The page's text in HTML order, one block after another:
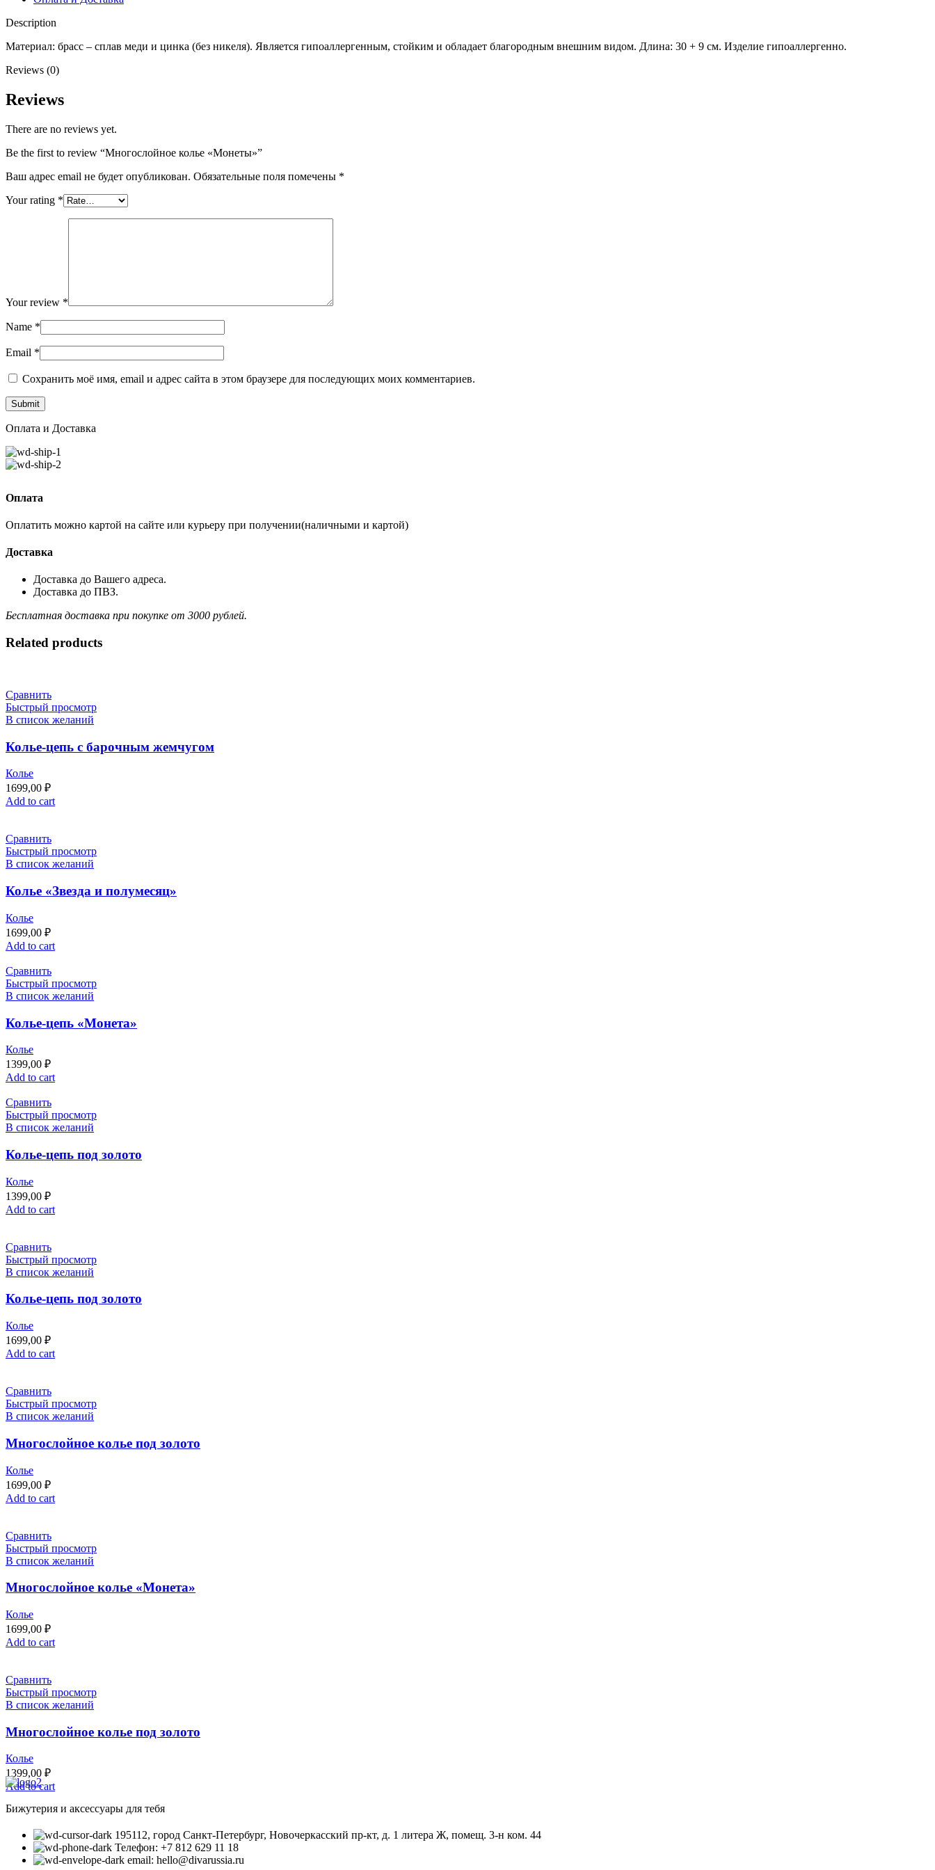
Description
Материал: брасс – сплав меди и цинка (без никеля). Является гипоаллергенным, стойким и обладает благородным внешним видом. Длина: 30 + 9 см. Изделие гипоаллергенно.
Reviews (0)
Reviews
There are no reviews yet.
Be the first to review “Многослойное колье «Монеты»”
Ваш адрес email не будет опубликован. Обязательные поля помечены *
Your rating *
Your review *
Name *
Email *
Сохранить моё имя, email и адрес сайта в этом браузере для последующих моих комментариев.
Оплата и Доставка
Оплата
Оплатить можно картой на сайте или курьеру при получении(наличными и картой)
Доставка
Доставка до Вашего адреса.
Доставка до ПВЗ.
Бесплатная доставка при покупке от 3000 рублей.
Related products
Сравнить
Быстрый просмотр
В список желаний
Колье-цепь с барочным жемчугом
Колье
1699,00 ₽
Add to cart
Сравнить
Быстрый просмотр
В список желаний
Колье «Звезда и полумесяц»
Колье
1699,00 ₽
Add to cart
Сравнить
Быстрый просмотр
В список желаний
Колье-цепь «Монета»
Колье
1399,00 ₽
Add to cart
Сравнить
Быстрый просмотр
В список желаний
Колье-цепь под золото
Колье
1399,00 ₽
Add to cart
Сравнить
Быстрый просмотр
В список желаний
Колье-цепь под золото
Колье
1699,00 ₽
Add to cart
Сравнить
Быстрый просмотр
В список желаний
Многослойное колье под золото
Колье
1699,00 ₽
Add to cart
Сравнить
Быстрый просмотр
В список желаний
Многослойное колье «Монета»
Колье
1699,00 ₽
Add to cart
Сравнить
Быстрый просмотр
В список желаний
Многослойное колье под золото
Колье
1399,00 ₽
Add to cart
Бижутерия и аксессуары для тебя
195112, город Санкт-Петербург, Новочеркасский пр-кт, д. 1 литера Ж, помещ. 3-н ком. 44
Телефон: +7 812 629 11 18
email: hello@divarussia.ru